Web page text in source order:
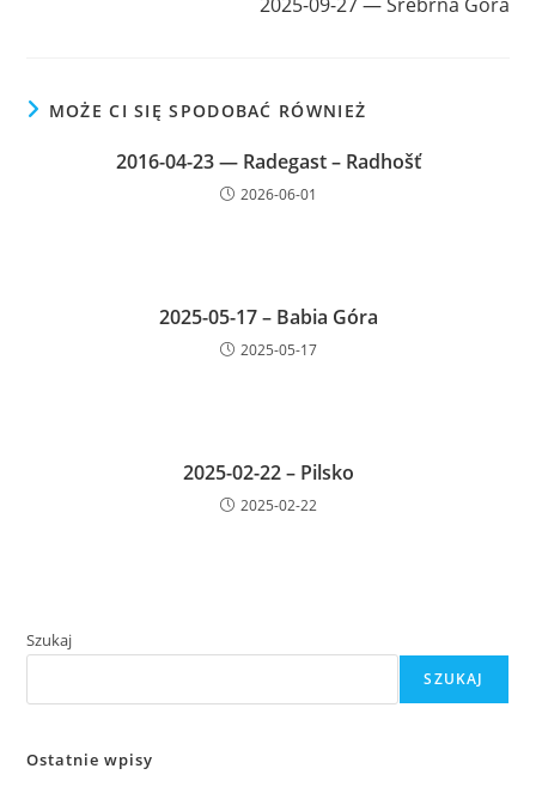
MOŻE CI SIĘ SPODOBAĆ RÓWNIEŻ
2016-04-23 — Radegast – Radhošť
2026-06-01
2025-05-17 – Babia Góra
2025-05-17
2025-02-22 – Pilsko
2025-02-22
Szukaj
SZUKAJ
Ostatnie wpisy